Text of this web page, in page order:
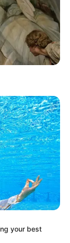
en
el chat
de las
cuando
seguir
confirmó su
, una situación
y las
your best